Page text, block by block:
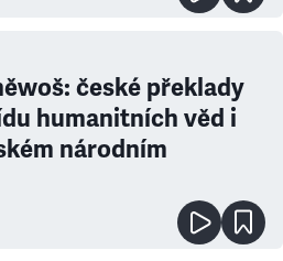
české překlady
humanitních věd i
národním